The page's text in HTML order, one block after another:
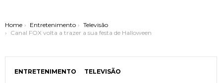
You are here:
Home Entretenimento
Televisão
Canal FOX volta a trazer a sua festa de Halloween
ENTRETENIMENTO TELEVISÃO